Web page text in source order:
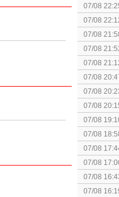
07/08
07/08
elkaar.
07/08
collectie
07/08
07/08
07/08
spel! (3
07/08
07/08
politiek/
07/08
07/08
07/08
Topic]
07/08
07/08
07/08